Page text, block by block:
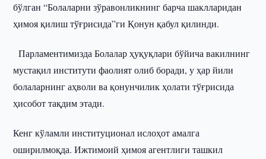
бўлган “Болаларни зўравонликнинг барча шаклларидан
ҳимоя қилиш тўғрисида”ги Қонун қабул қилинди.
Парламентимизда Болалар ҳуқуқлари бўйича вакилнинг
мустақил институти фаолият олиб боради, у ҳар йили
болаларнинг аҳволи ва қонунчилик ҳолати тўғрисида
ҳисобот тақдим этади.
Кенг кўламли институционал ислоҳот амалга
оширилмоқда. Ижтимоий ҳимоя агентлиги ташкил